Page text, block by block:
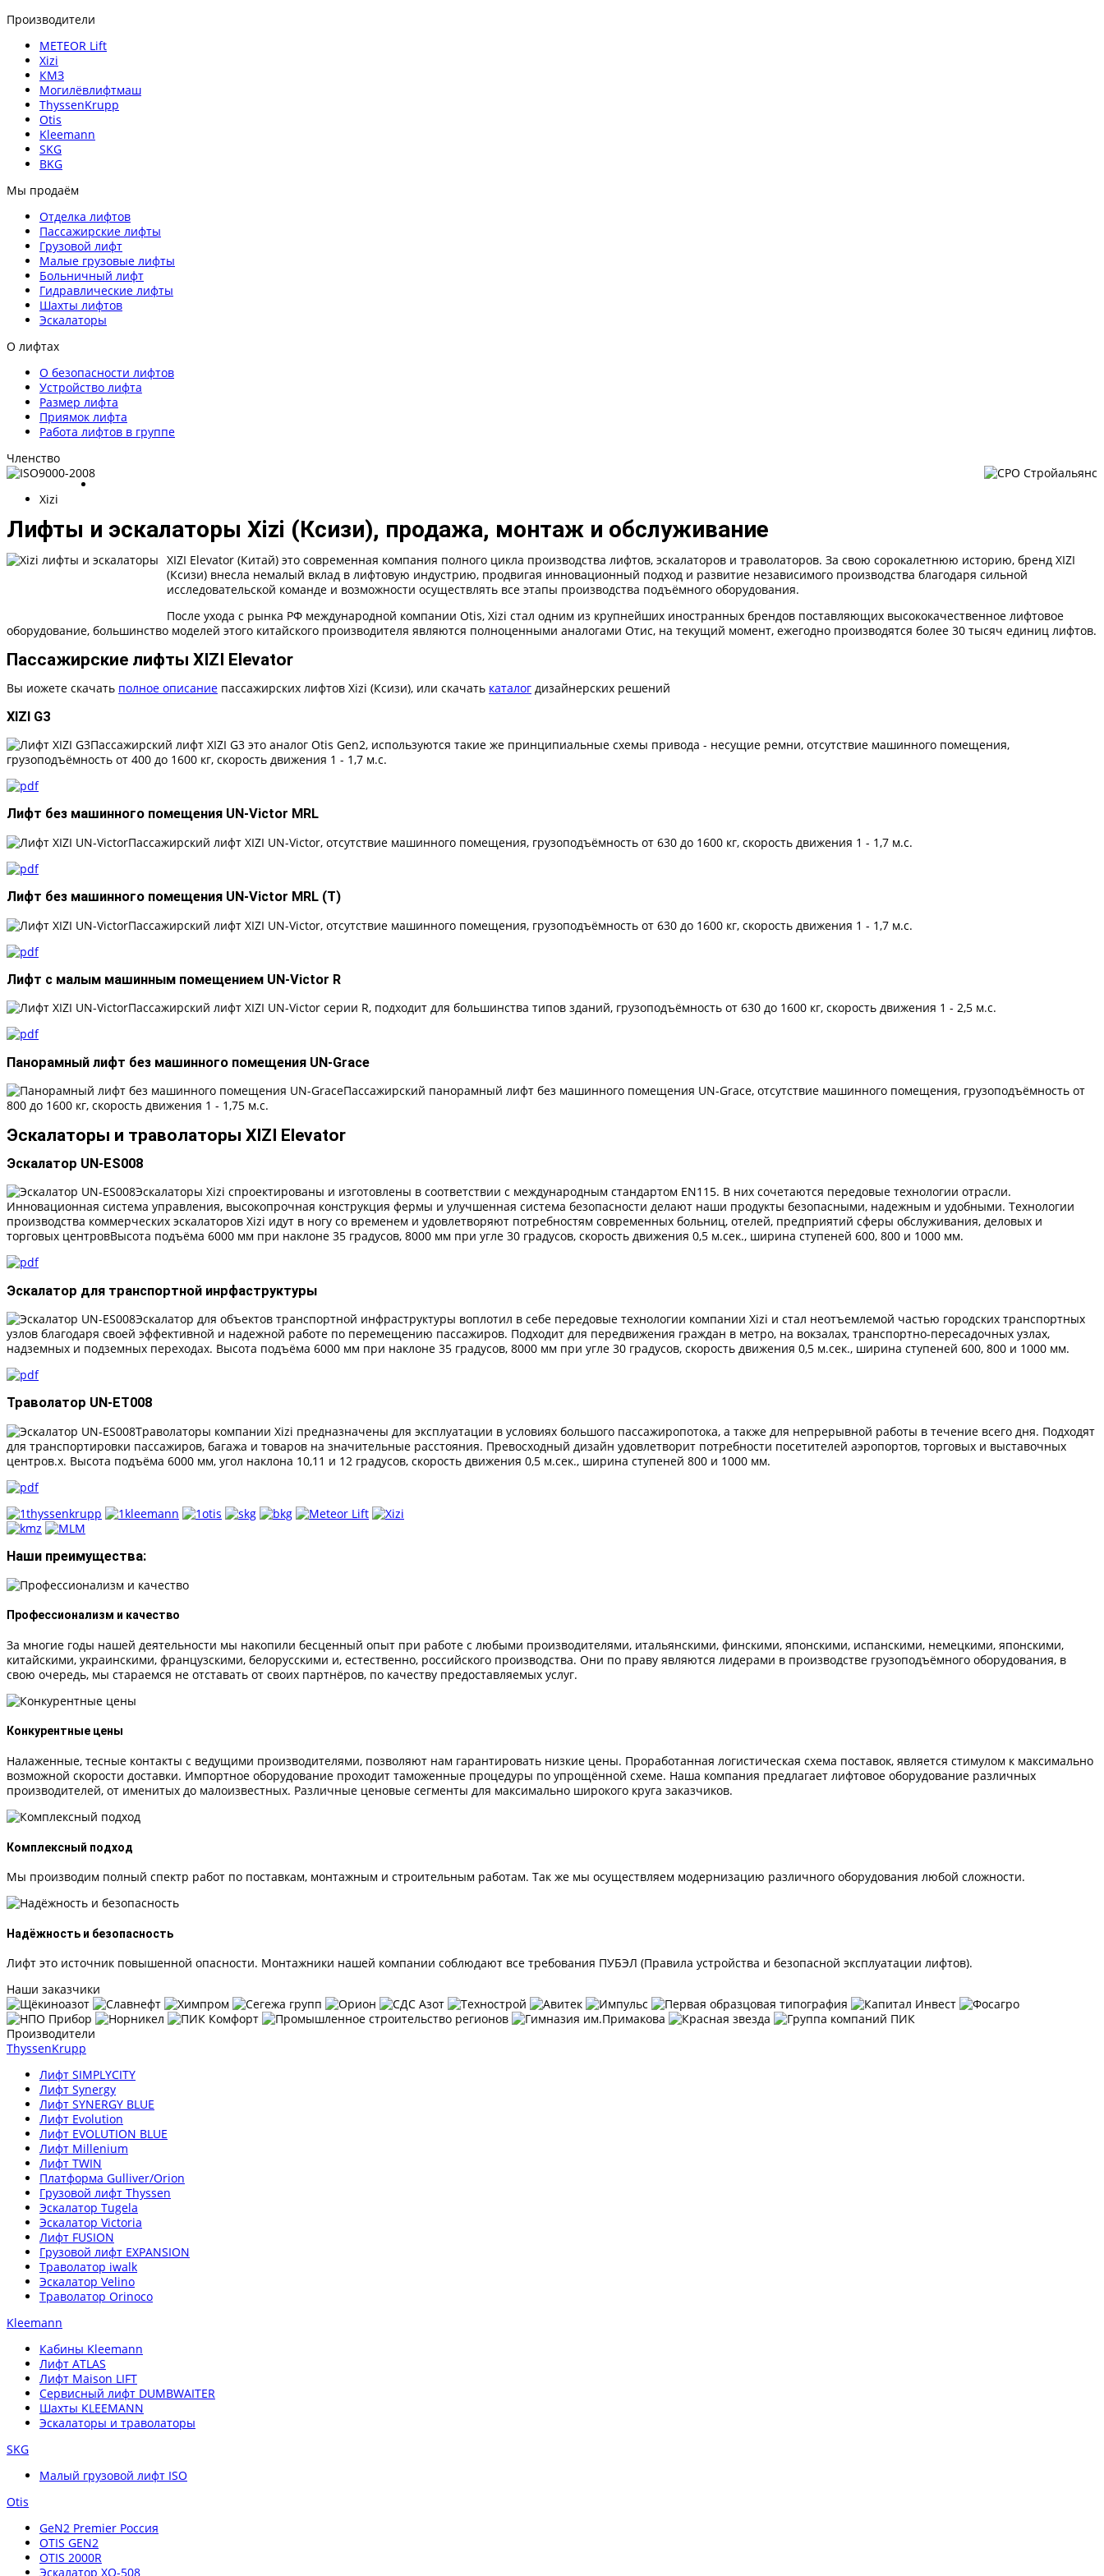
Производители
METEOR Lift
Xizi
КМЗ
Могилёвлифтмаш
ThyssenKrupp
Otis
Kleemann
SKG
BKG
Мы продаём
Отделка лифтов
Пассажирские лифты
Грузовой лифт
Малые грузовые лифты
Больничный лифт
Гидравлические лифты
Шахты лифтов
Эскалаторы
О лифтах
О безопасности лифтов
Устройство лифта
Размер лифта
Приямок лифта
Работа лифтов в группе
Членство
Xizi
Лифты и эскалаторы Xizi (Ксизи), продажа, монтаж и обслуживание
XIZI Elevator (Китай) это современная компания полного цикла производства лифтов, эскалаторов и траволаторов. За свою сорокалетнюю историю, бренд XIZI
(Ксизи) внесла немалый вклад в лифтовую индустрию, продвигая инновационный подход и развитие независимого производства благодаря сильной
исследовательской команде и возможности осуществлять все этапы производства подъёмного оборудования.
После ухода с рынка РФ международной компании Otis, Xizi стал одним из крупнейших иностранных брендов поставляющих высококачественное лифтовое
оборудование, большинство моделей этого китайского производителя являются полноценными аналогами Отис, на текущий момент, ежегодно производятся более 30 тысяч единиц лифтов.
Пассажирские лифты XIZI Elevator
Вы иожете скачать полное описание пассажирских лифтов Xizi (Ксизи), или скачать каталог дизайнерских решений
XIZI G3
Пассажирский лифт XIZI G3 это аналог Otis Gen2, используются такие же принципиальные схемы привода - несущие ремни, отсутствие машинного помещения,
грузоподъёмность от 400 до 1600 кг, скорость движения 1 - 1,7 м.с.
Лифт без машинного помещения UN-Victor MRL
Пассажирский лифт XIZI UN-Victor, отсутствие машинного помещения, грузоподъёмность от 630 до 1600 кг, скорость движения 1 - 1,7 м.с.
Лифт без машинного помещения UN-Victor MRL (T)
Пассажирский лифт XIZI UN-Victor, отсутствие машинного помещения, грузоподъёмность от 630 до 1600 кг, скорость движения 1 - 1,7 м.с.
Лифт с малым машинным помещением UN-Victor R
Пассажирский лифт XIZI UN-Victor серии R, подходит для большинства типов зданий, грузоподъёмность от 630 до 1600 кг, скорость движения 1 - 2,5 м.с.
Панорамный лифт без машинного помещения UN-Grace
Пассажирский панорамный лифт без машинного помещения UN-Grace, отсутствие машинного помещения, грузоподъёмность от
800 до 1600 кг, скорость движения 1 - 1,75 м.с.
Эскалаторы и траволаторы XIZI Elevator
Эскалатор UN-ES008
Эскалаторы Xizi спроектированы и изготовлены в соответствии с международным стандартом EN115. В них сочетаются передовые технологии отрасли.
Инновационная система управления, высокопрочная конструкция фермы и улучшенная система безопасности делают наши продукты безопасными, надежным и удобными. Технологии
производства коммерческих эскалаторов Xizi идут в ногу со временем и удовлетворяют потребностям современных больниц, отелей, предприятий сферы обслуживания, деловых и
торговых центровВысота подъёма 6000 мм при наклоне 35 градусов, 8000 мм при угле 30 градусов, скорость движения 0,5 м.сек., ширина ступеней 600, 800 и 1000 мм.
Эскалатор для транспортной инрфаструктуры
Эскалатор для объектов транспортной инфраструктуры воплотил в себе передовые технологии компании Xizi и стал неотъемлемой частью городских транспортных
узлов благодаря своей эффективной и надежной работе по перемещению пассажиров. Подходит для передвижения граждан в метро, на вокзалах, транспортно-пересадочных узлах,
надземных и подземных переходах. Высота подъёма 6000 мм при наклоне 35 градусов, 8000 мм при угле 30 градусов, скорость движения 0,5 м.сек., ширина ступеней 600, 800 и 1000 мм.
Траволатор UN-ET008
Траволаторы компании Xizi предназначены для эксплуатации в условиях большого пассажиропотока, а также для непрерывной работы в течение всего дня. Подходят
для транспортировки пассажиров, багажа и товаров на значительные расстояния. Превосходный дизайн удовлетворит потребности посетителей аэропортов, торговых и выставочных
центров.х. Высота подъёма 6000 мм, угол наклона 10,11 и 12 градусов, скорость движения 0,5 м.сек., ширина ступеней 800 и 1000 мм.
Наши преимущества:
Профессионализм и качество
За многие годы нашей деятельности мы накопили бесценный опыт при работе с любыми производителями, итальянскими, финскими, японскими, испанскими, немецкими, японскими,
китайскими, украинскими, французскими, белорусскими и, естественно, российского производства. Они по праву являются лидерами в производстве грузоподъёмного оборудования, в
свою очередь, мы стараемся не отставать от своих партнёров, по качеству предоставляемых услуг.
Конкурентные цены
Налаженные, тесные контакты с ведущими производителями, позволяют нам гарантировать низкие цены. Проработанная логистическая схема поставок, является стимулом к максимально
возможной скорости доставки. Импортное оборудование проходит таможенные процедуры по упрощённой схеме. Наша компания предлагает лифтовое оборудование различных
производителей, от именитых до малоизвестных. Различные ценовые сегменты для максимально широкого круга заказчиков.
Комплексный подход
Мы производим полный спектр работ по поставкам, монтажным и строительным работам. Так же мы осуществляем модернизацию различного оборудования любой сложности.
Надёжность и безопасность
Лифт это источник повышенной опасности. Монтажники нашей компании соблюдают все требования ПУБЭЛ (Правила устройства и безопасной эксплуатации лифтов).
Наши заказчики
Производители
ThyssenKrupp
Лифт SIMPLYCITY
Лифт Synergy
Лифт SYNERGY BLUE
Лифт Evolution
Лифт EVOLUTION BLUE
Лифт Millenium
Лифт TWIN
Платформа Gulliver/Orion
Грузовой лифт Thyssen
Эскалатор Tugela
Эскалатор Victoria
Лифт FUSION
Грузовой лифт EXPANSION
Траволатор iwalk
Эскалатор Velino
Траволатор Orinoco
Kleemann
Кабины Kleemann
Лифт ATLAS
Лифт Maison LIFT
Сервисный лифт DUMBWAITER
Шахты KLEEMANN
Эскалаторы и траволаторы
SKG
Малый грузовой лифт ISO
Otis
GeN2 Premier Россия
OTIS GEN2
OTIS 2000R
Эскалатор XO-508